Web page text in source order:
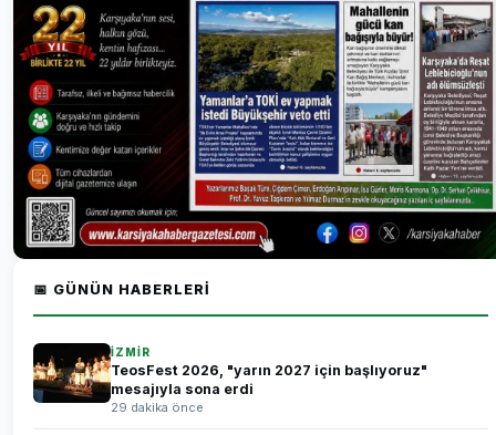
📅 GÜNÜN HABERLERI
İZMİR
TeosFest 2026, "yarın 2027 için başlıyoruz"
mesajıyla sona erdi
29 dakika önce